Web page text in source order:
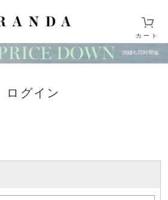
カート
ログイン